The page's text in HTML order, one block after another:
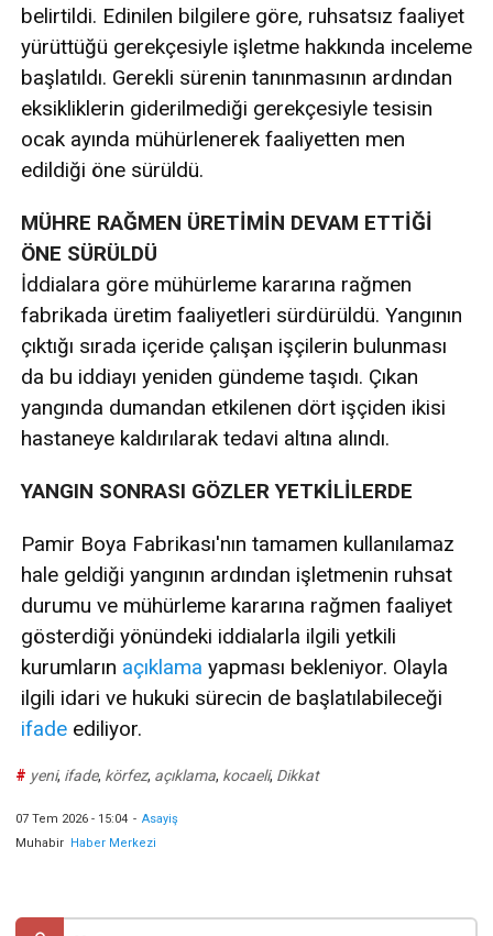
belirtildi. Edinilen bilgilere göre, ruhsatsız faaliyet
yürüttüğü gerekçesiyle işletme hakkında inceleme
başlatıldı. Gerekli sürenin tanınmasının ardından
eksikliklerin giderilmediği gerekçesiyle tesisin
ocak ayında mühürlenerek faaliyetten men
edildiği öne sürüldü.
MÜHRE RAĞMEN ÜRETİMİN DEVAM ETTİĞİ
ÖNE SÜRÜLDÜ
İddialara göre mühürleme kararına rağmen
fabrikada üretim faaliyetleri sürdürüldü. Yangının
çıktığı sırada içeride çalışan işçilerin bulunması
da bu iddiayı yeniden gündeme taşıdı. Çıkan
yangında dumandan etkilenen dört işçiden ikisi
hastaneye kaldırılarak tedavi altına alındı.
YANGIN SONRASI GÖZLER YETKİLİLERDE
Pamir Boya Fabrikası'nın tamamen kullanılamaz
hale geldiği yangının ardından işletmenin ruhsat
durumu ve mühürleme kararına rağmen faaliyet
gösterdiği yönündeki iddialarla ilgili yetkili
kurumların açıklama yapması bekleniyor. Olayla
ilgili idari ve hukuki sürecin de başlatılabileceği
ifade ediliyor.
# yeni, ifade, körfez, açıklama, kocaeli, Dikkat
07 Tem 2026 - 15:04 - Asayiş
Muhabir
Haber Merkezi